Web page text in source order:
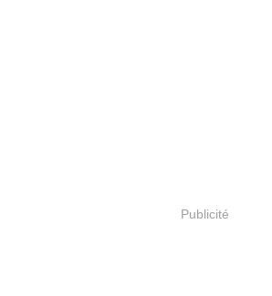
Publicité